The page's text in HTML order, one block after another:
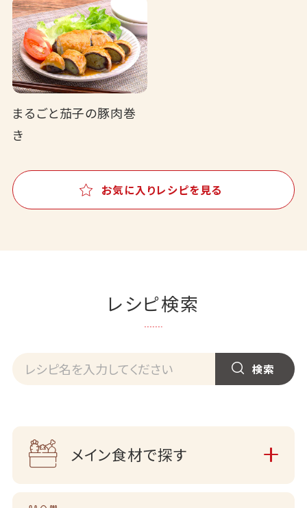
まるごと茄子の豚肉巻
き
お気に入りレシピを見る
レシピ検索
メイン食材で探す